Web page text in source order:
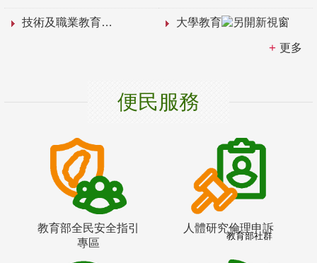
技術及職業教育 大學教育
更多
便民服務
教育部全民安全指引
專區
人體研究倫理申訴
教育部社群